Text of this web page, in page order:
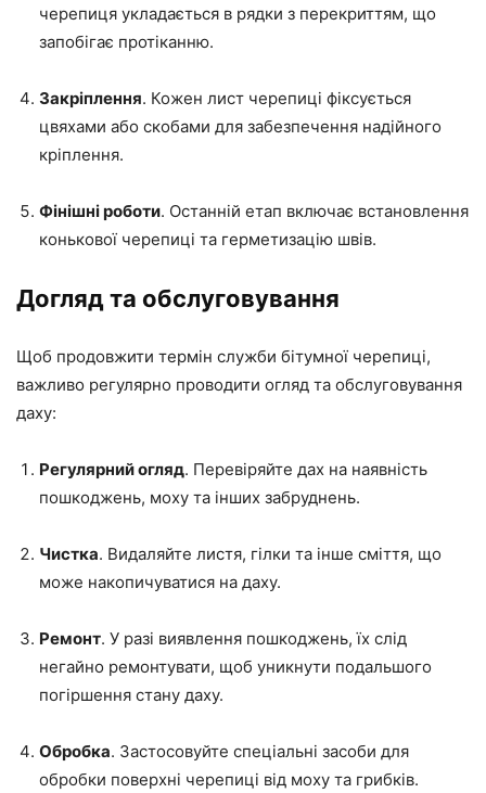
черепиця укладається в рядки з перекриттям, що
запобігає протіканню.
Закріплення. Кожен лист черепиці фіксується
цвяхами або скобами для забезпечення надійного
кріплення.
Фінішні роботи. Останній етап включає встановлення
конькової черепиці та герметизацію швів.
Догляд та обслуговування
Щоб продовжити термін служби бітумної черепиці,
важливо регулярно проводити огляд та обслуговування
даху:
Регулярний огляд. Перевіряйте дах на наявність
пошкоджень, моху та інших забруднень.
Чистка. Видаляйте листя, гілки та інше сміття, що
може накопичуватися на даху.
Ремонт. У разі виявлення пошкоджень, їх слід
негайно ремонтувати, щоб уникнути подальшого
погіршення стану даху.
Обробка. Застосовуйте спеціальні засоби для
обробки поверхні черепиці від моху та грибків.